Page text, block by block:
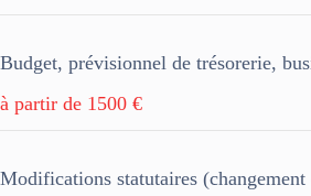
Budget, prévisionnel de trésorerie,
à partir de 1500 €
Modifications statutaires (сhangement